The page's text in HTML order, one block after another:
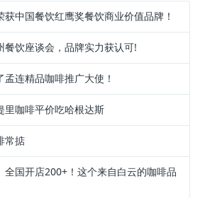
中国餐饮红鹰奖餐饮商业价值品牌！
餐饮座谈会，品牌实力获认可!
连精品咖啡推广大使！
里咖啡平价吃哈根达斯
常掂
全国开店200+！这个来自白云的咖啡品